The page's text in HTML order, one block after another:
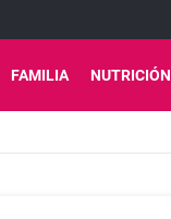
FAMILIA NUTRICIÓN